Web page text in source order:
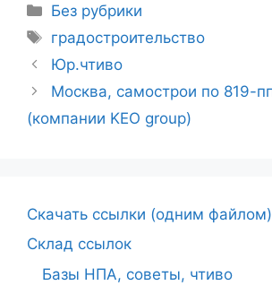
Без рубрики
градостроительство
Юр.чтиво
Москва, самострои по 819-
(компании KEO group)
Cкачать ссылки (одним файлом)
Склад ссылок
Базы НПА, советы, чтиво